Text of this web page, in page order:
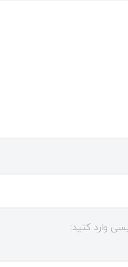
وارد کنید: